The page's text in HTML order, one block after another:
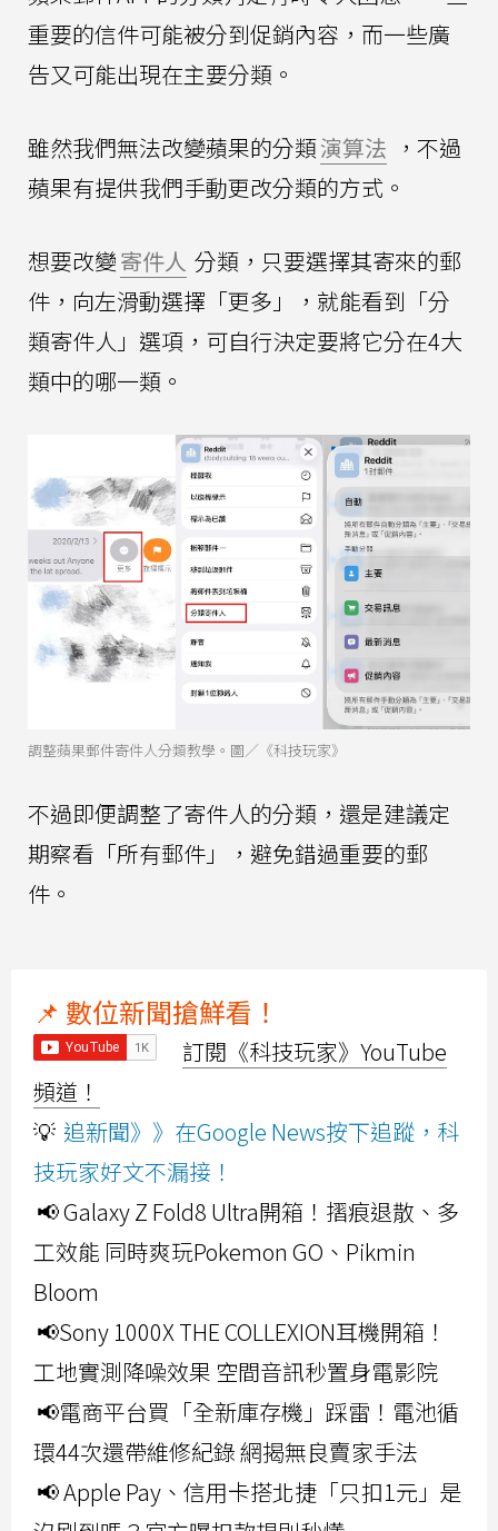
重要的信件可能被分到促銷內容，而一些廣
告又可能出現在主要分類。
雖然我們無法改變蘋果的分類演算法 ，不過
蘋果有提供我們手動更改分類的方式。
想要改變寄件人 分類，只要選擇其寄來的郵
件，向左滑動選擇「更多」，就能看到「分
類寄件人」選項，可自行決定要將它分在4大
類中的哪一類。
調整蘋果郵件寄件人分類教學。圖／《科技玩家》
不過即便調整了寄件人的分類，還是建議定
期察看「所有郵件」，避免錯過重要的郵
件。
📌 數位新聞搶鮮看！
訂閱《科技玩家》YouTube
頻道！
💡 追新聞》》在Google News按下追蹤，科
技玩家好文不漏接！
📢 Galaxy Z Fold8 Ultra開箱！摺痕退散、多
工效能 同時爽玩Pokemon GO、Pikmin
Bloom
📢Sony 1000X THE COLLEXION耳機開箱！
工地實測降噪效果 空間音訊秒置身電影院
📢電商平台買「全新庫存機」踩雷！電池循
環44次還帶維修紀錄 網揭無良賣家手法
📢 Apple Pay、信用卡搭北捷「只扣1元」是